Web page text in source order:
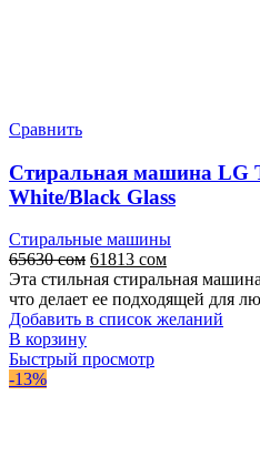
Сравнить
Стиральная машина LG
White/Black Glass
Стиральные машины
65630сом Первоначальная
цена
составляла
65630 сом.
61813 сомТекущая
цена:
61813 сом.
Эта стильная стиральная
что делает ее подходящей для
Добавить в список желаний
В корзину
Быстрый просмотр
-13%